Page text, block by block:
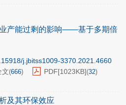
产能过剩的影响——基于多期倍
j.jbitss1009-3370.2021.4660
文(666) PDF[1023KB](32)
及其环保效应